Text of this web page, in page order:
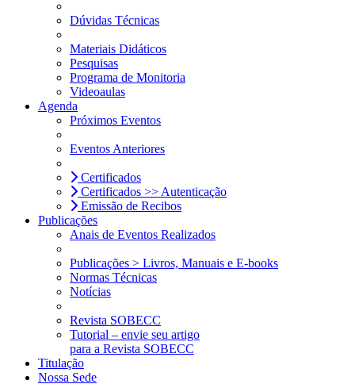
Dúvidas Técnicas
Materiais Didáticos
Pesquisas
Programa de Monitoria
Videoaulas
Agenda
Próximos Eventos
Eventos Anteriores
Certificados
Certificados >> Autenticação
Emissão de Recibos
Publicações
Anais de Eventos Realizados
Publicações > Livros, Manuais e E-books
Normas Técnicas
Notícias
Revista SOBECC
Tutorial – envie seu artigo
para a Revista SOBECC
Titulação
Nossa Sede